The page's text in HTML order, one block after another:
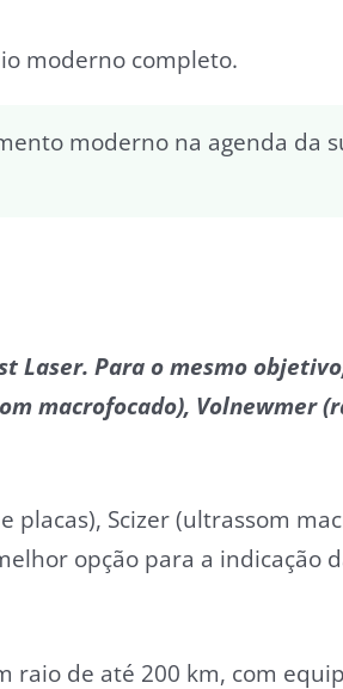
moderno completo.
moderno na agenda da
Laser. Para o mesmo
macrofocado), Volnewmer
placas), Scizer (ultrassom
opção para a indicação
raio de até 200 km, com